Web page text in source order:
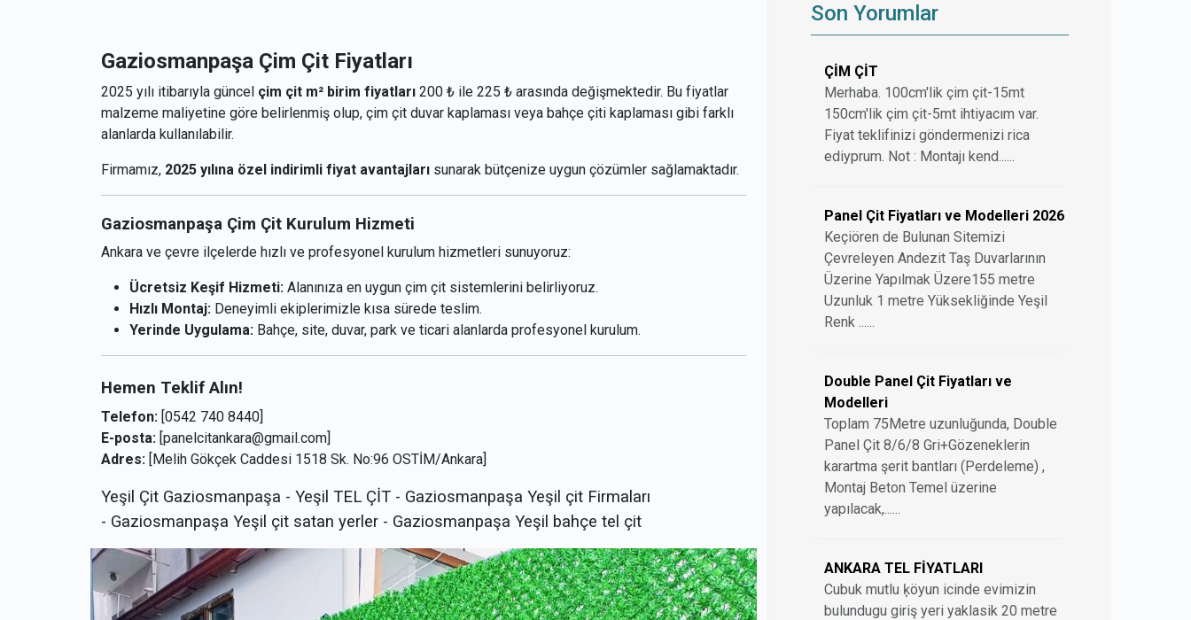
Gaziosmanpaşa Çim Çit Fiyatları
2025 yılı itibarıyla güncel çim çit m² birim fiyatları 200 ₺ ile 225 ₺ arasında değişmektedir. Bu fiyatlar
malzeme maliyetine göre belirlenmiş olup, çim çit duvar kaplaması veya bahçe çiti kaplaması gibi farklı
alanlarda kullanılabilir.
Firmamız, 2025 yılına özel indirimli fiyat avantajları sunarak bütçenize uygun çözümler sağlamaktadır.
Gaziosmanpaşa Çim Çit Kurulum Hizmeti
Ankara ve çevre ilçelerde hızlı ve profesyonel kurulum hizmetleri sunuyoruz:
Ücretsiz Keşif Hizmeti: Alanınıza en uygun çim çit sistemlerini belirliyoruz.
Hızlı Montaj: Deneyimli ekiplerimizle kısa sürede teslim.
Yerinde Uygulama: Bahçe, site, duvar, park ve ticari alanlarda profesyonel kurulum.
Hemen Teklif Alın!
Telefon: [0542 740 8440]
E-posta: [panelcitankara@gmail.com]
Adres: [Melih Gökçek Caddesi 1518 Sk. No:96 OSTİM/Ankara]
Yeşil Çit Gaziosmanpaşa - Yeşil TEL ÇİT - Gaziosmanpaşa Yeşil çit Firmaları
- Gaziosmanpaşa Yeşil çit satan yerler - Gaziosmanpaşa Yeşil bahçe tel çit
Son Yorumlar
ÇİM ÇİT
Merhaba. 100cm'lik çim çit-15mt
150cm'lik çim çit-5mt ihtiyacım var.
Fiyat teklifinizi göndermenizi rica
ediyprum. Not : Montajı kend......
Panel Çit Fiyatları ve Modelleri 2026
Keçiören de Bulunan Sitemizi
Çevreleyen Andezit Taş Duvarlarının
Üzerine Yapılmak Üzere155 metre
Uzunluk 1 metre Yüksekliğinde Yeşil
Renk ......
Double Panel Çit Fiyatları ve
Modelleri
Toplam 75Metre uzunluğunda, Double
Panel Çit 8/6/8 Gri+Gözeneklerin
karartma şerit bantları (Perdeleme) ,
Montaj Beton Temel üzerine
yapılacak,......
ANKARA TEL FİYATLARI
Cubuk mutlu ķöyun icinde evimizin
bulundugu giriş yeri yaklasik 20 metre